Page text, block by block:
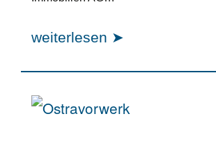
weiterlesen ➤